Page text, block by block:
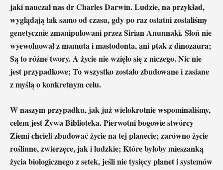
jaki nauczał nas dr Charles Darwin. Ludzie, na przykład,
wyglądają tak samo od czasu, gdy po raz ostatni zostaliśmy
genetycznie zmanipulowani przez Sirian Anunnaki. Słoń nie
wyewoluował z mamuta i mastodonta, ani ptak z dinozaura;
Są to różne twory. A życie nie wzięło się z niczego. Nic nie
jest przypadkowe; To wszystko zostało zbudowane i zasiane
z myślą o konkretnym celu.
W naszym przypadku, jak już wielokrotnie wspominaliśmy,
celem jest Żywa Biblioteka. Pierwotni bogowie stwórcy
Ziemi chcieli zbudować życie na tej planecie; zarówno życie
roślinne, zwierzęce, jak i ludzkie; Które byłoby mieszanką
życia biologicznego z setek, jeśli nie tysięcy planet i systemów